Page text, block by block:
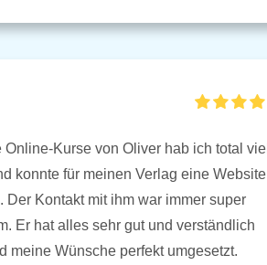
Online-Kurse von Oliver hab ich total viel
konnte für meinen Verlag eine Website
Der Kontakt mit ihm war immer super
Er hat alles sehr gut und verständlich
meine Wünsche perfekt umgesetzt.